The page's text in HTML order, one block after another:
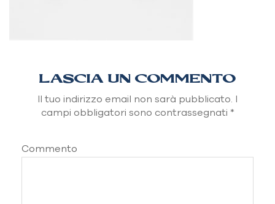
LASCIA UN COMMENTO
Il tuo indirizzo email non sarà pubblicato. I
campi obbligatori sono contrassegnati *
Commento